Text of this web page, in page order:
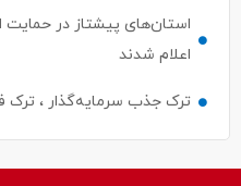
استان‌های پیشتاز در حمایت
اعلام شدند
ترک جذب سرمایه‌گذار ،